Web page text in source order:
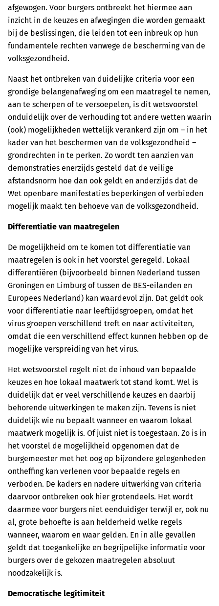
afgewogen. Voor burgers ontbreekt het hiermee aan
inzicht in de keuzes en afwegingen die worden gemaakt
bij de beslissingen, die leiden tot een inbreuk op hun
fundamentele rechten vanwege de bescherming van de
volksgezondheid.
Naast het ontbreken van duidelijke criteria voor een
grondige belangenafweging om een maatregel te nemen,
aan te scherpen of te versoepelen, is dit wetsvoorstel
onduidelijk over de verhouding tot andere wetten waarin
(ook) mogelijkheden wettelijk verankerd zijn om – in het
kader van het beschermen van de volksgezondheid –
grondrechten in te perken. Zo wordt ten aanzien van
demonstraties enerzijds gesteld dat de veilige
afstandsnorm hoe dan ook geldt en anderzijds dat de
Wet openbare manifestaties beperkingen of verbieden
mogelijk maakt ten behoeve van de volksgezondheid.
Differentiatie van maatregelen
De mogelijkheid om te komen tot differentiatie van
maatregelen is ook in het voorstel geregeld. Lokaal
differentiëren (bijvoorbeeld binnen Nederland tussen
Groningen en Limburg of tussen de BES-eilanden en
Europees Nederland) kan waardevol zijn. Dat geldt ook
voor differentiatie naar leeftijdsgroepen, omdat het
virus groepen verschillend treft en naar activiteiten,
omdat die een verschillend effect kunnen hebben op de
mogelijke verspreiding van het virus.
Het wetsvoorstel regelt niet de inhoud van bepaalde
keuzes en hoe lokaal maatwerk tot stand komt. Wel is
duidelijk dat er veel verschillende keuzes en daarbij
behorende uitwerkingen te maken zijn. Tevens is niet
duidelijk wie nu bepaalt wanneer en waarom lokaal
maatwerk mogelijk is. Of juist niet is toegestaan. Zo is in
het voorstel de mogelijkheid opgenomen dat de
burgemeester met het oog op bijzondere gelegenheden
ontheffing kan verlenen voor bepaalde regels en
verboden. De kaders en nadere uitwerking van criteria
daarvoor ontbreken ook hier grotendeels. Het wordt
daarmee voor burgers niet eenduidiger terwijl er, ook nu
al, grote behoefte is aan helderheid welke regels
wanneer, waarom en waar gelden. En in alle gevallen
geldt dat toegankelijke en begrijpelijke informatie voor
burgers over de gekozen maatregelen absoluut
noodzakelijk is.
Democratische legitimiteit